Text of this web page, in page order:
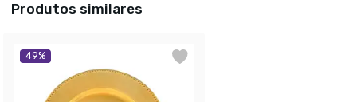
Produtos similares
49%